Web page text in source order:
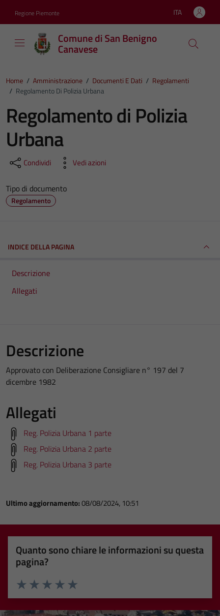
Regione Piemonte Lingua attiva:
ITA
Comune di San Benigno
Canavese
Home / Amministrazione / Documenti E Dati / Regolamenti
/ Regolamento Di Polizia Urbana
Regolamento di Polizia
Urbana
Condividi Vedi azioni
Tipo di documento
Regolamento
INDICE DELLA PAGINA
Descrizione
Allegati
Descrizione
Approvato con Deliberazione Consigliare n° 197 del 7
dicembre 1982
Allegati
Reg. Polizia Urbana 1 parte
Reg. Polizia Urbana 2 parte
Reg. Polizia Urbana 3 parte
Ultimo aggiornamento:08/08/2024, 10:51
Quanto sono chiare le informazioni su questa
pagina?
Valuta 5 stelle su 5
Valuta 4 stelle su 5
Valuta 3 stelle su 5
Valuta 2 stelle su 5
Valuta 1 stelle su 5